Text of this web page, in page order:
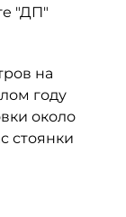
"ДП"
на
году
около
стоянки